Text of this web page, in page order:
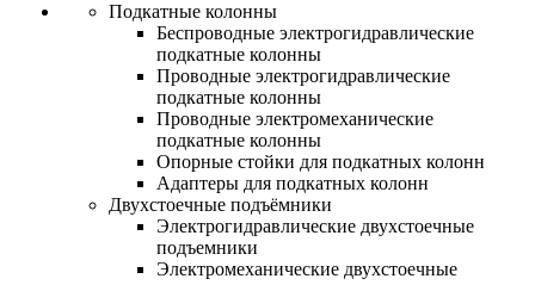
Подкатные колонны
Беспроводные электрогидравлические
подкатные колонны
Проводные электрогидравлические
подкатные колонны
Проводные электромеханические
подкатные колонны
Опорные стойки для подкатных колонн
Адаптеры для подкатных колонн
Двухстоечные подъёмники
Электрогидравлические двухстоечные
подъемники
Электромеханические двухстоечные